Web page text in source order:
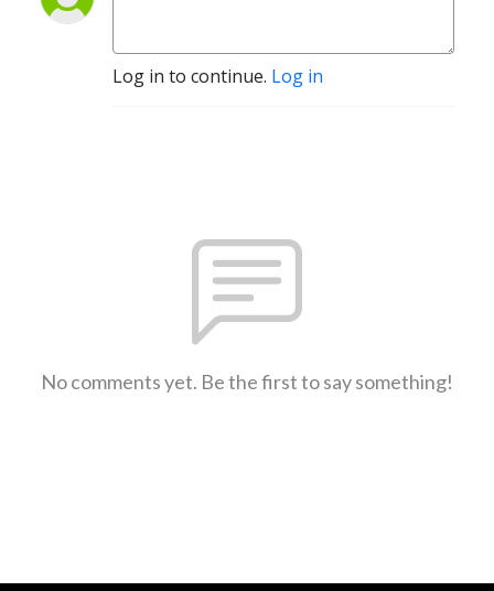
Log in to continue. Log in
No comments yet. Be the first to say something!